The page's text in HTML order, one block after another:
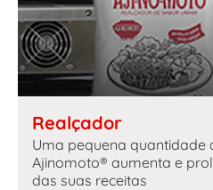
Realçador
Uma pequena quantidade
Ajinomoto® aumenta e
das suas receitas